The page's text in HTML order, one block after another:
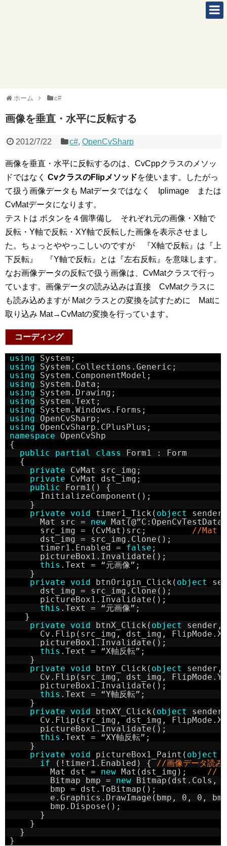
ホーム c#
画像を垂直・水平に反転する
2012/7/22 c#,OpenCvSharp
画像を垂直・水平に反転するのは、CvCppクラスのメソッ
ドではなく CvクラスのFlipメソッドを使います。したがっ
て扱う画像データも Matデータではなく Iplimage または
CvMatデータになります。
テストは ボタンを４個準備し それぞれ元の画像・X軸で
反転・Y軸で反転・XY軸で反転した画像を表示させまし
た。ちょっとややっこしいのですが 『X軸で反転』は『上
下反転』 『Y軸で反転』とは『左右反転』を意味します。
なお画像データの反転で扱う画像は、CvMatクラスで行っ
ています。画像データの読み込みは直接 CvMatクラスに
も読み込めますが Matクラスとの変換を試すために Matに
取り込み Mat→CvMatの変換を行っています。
コーディング
using
System;
using
System.Collections.Generic;
using
System.ComponentModel;
using
System.Data;
using
System.Drawing;
using
System.Text;
using
System.Windows.Forms;
using
OpenCvSharp;
using
OpenCvSharp.CPlusPlus;
namespace
OpenCvShp
{
public
partial class
Form1 : Form
{
private
CvMat src_img;
private
CvMat dst_img;
public
Form1() {
InitializeComponent();
}
private
void timer1_Tick( object
Mat src = new
src_img = (CvMat)src; //Mat
dst_img = src_img.Clone();
timer1.Enabled = false ;
pictureBox1.Invalidate();
this .Text = “元画像”;
}
private
void btnOrigin_Click( object
dst_img = src_img.Clone();
pictureBox1.Invalidate();
this .Text = “元画像”;
}
private
void btnX_Click( object
sender,
Cv.Flip(src_img, dst_img,
pictureBox1.Invalidate();
this .Text = “X軸反転”;
}
private
void btnY_Click( object
sender,
Cv.Flip(src_img, dst_img,
pictureBox1.Invalidate();
this .Text = “Y軸反転”;
}
private
void btnXY_Click( object
Cv.Flip(src_img, dst_img,
pictureBox1.Invalidate();
this .Text = “XY軸反転”;
}
private
void pictureBox1_Paint( object
if
(!timer1.Enabled) { //画像データ読み
Mat dst = new Mat(dst_img); //
Bitmap bmp = new Bitmap(dst.Cols,
bmp = dst.ToBitmap();
e.Graphics.DrawImage(bmp, 0, 0,
bmp.Dispose();
}
}
}
}